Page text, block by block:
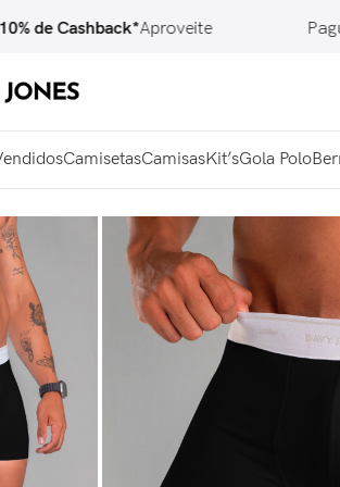
Cashback*Aproveite Pague no
CamisetasCamisasKit’sGola Polo